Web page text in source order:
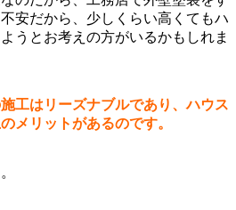
安だから、少しくらい高くてもハ
うとお考えの方がいるかもしれま
工はリーズナブルであり、ハウス
メリットがあるのです。